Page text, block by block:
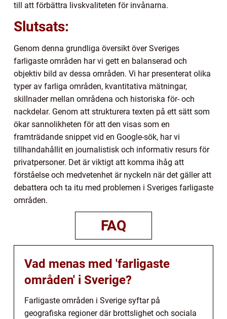
till att förbättra livskvaliteten för invånarna.
Slutsats:
Genom denna grundliga översikt över Sveriges
farligaste områden har vi gett en balanserad och
objektiv bild av dessa områden. Vi har presenterat olika
typer av farliga områden, kvantitativa mätningar,
skillnader mellan områdena och historiska för- och
nackdelar. Genom att strukturera texten på ett sätt som
ökar sannolikheten för att den visas som en
framträdande snippet vid en Google-sök, har vi
tillhandahållit en journalistisk och informativ resurs för
privatpersoner. Det är viktigt att komma ihåg att
förståelse och medvetenhet är nyckeln när det gäller att
debattera och ta itu med problemen i Sveriges farligaste
områden.
FAQ
Vad menas med 'farligaste
områden' i Sverige?
Farligaste områden i Sverige syftar på
geografiska regioner där brottslighet och sociala